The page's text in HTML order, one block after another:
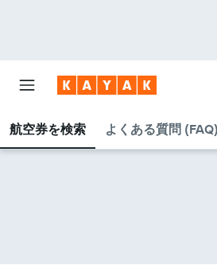
航空券を検索 よくある質問